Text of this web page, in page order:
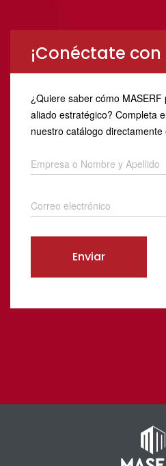
¡Conéctate con
¿Quiere saber cómo
aliado estratégico? Completa
nuestro catálogo